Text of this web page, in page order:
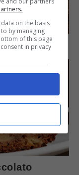
latte
on the basis
by managing
of this page
in privacy